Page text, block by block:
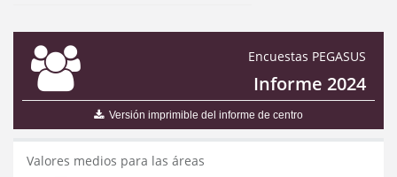
Encuestas PEGASUS
Informe 2024
Versión imprimible del informe de centro
Valores medios para las áreas